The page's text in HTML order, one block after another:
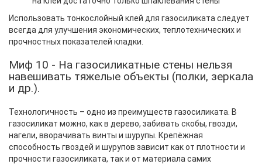
Использовать тонкослойный клей для газосиликата следует
всегда для улучшения экономических, теплотехнических и
прочностных показателей кладки.
Миф 10 - На газосиликатные стены нельзя
навешивать тяжелые объекты (полки, зеркала
и др.).
Технологичность – одно из преимуществ газосиликата. В
газосиликат можно, как в дерево, забивать скобы, гвозди,
нагели, вворачивать винты и шурупы. Крепёжная
способность гвоздей и шурупов зависит как от плотности и
прочности газосиликата, так и от материала самих